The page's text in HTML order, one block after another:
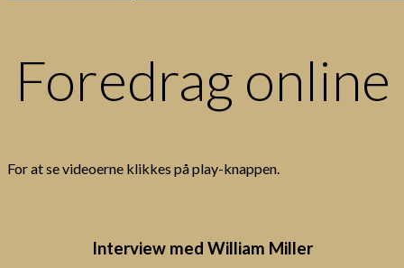
Foredrag online
For at se videoerne klikkes på play-knappen.
Interview med William Miller